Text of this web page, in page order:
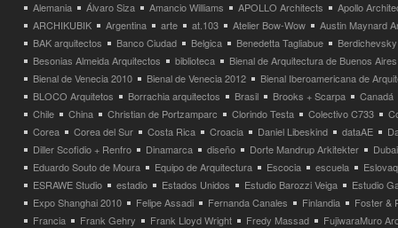
Alemania
Álvaro Siza Amancio Williams APOLLO Architects
Apollo
ARCHIKUBIK
Argentina arte at.103 Atelier Bow-Wow
Austin Maynard
BAK arquitectos
Banco Ciudad Belgica Benedetta Tagliabue
Besonias Almeida Arquitectos
biblioteca
Bienal de Arquitectura de Buenos Aires
Bienal de Venecia 2010
Bienal de Venecia 2012
Bienal Iberoamericana de
BLOCO Arquitetos
Borrachia arquitectos Brasil Brooks + Scarpa
Canadá
Chile
China Christian de Portzamparc Clorindo Testa Colectivo C733
Corea
Corea del Sur Costa Rica Croacia Daniel Libeskind dataAE
Diller Scofidio + Renfro
Dinamarca diseño Dorte Mandrup Arkitekter
Dubai
Eduardo Souto de Moura
Equipo de Arquitectura Escocia escuela
ESRAWE Studio
estadio Estados Unidos Estudio Barozzi Veiga
Estudio
Expo Shanghai 2010
Felipe Assadi Fernanda Canales Finlandia
Foster &
Francia
Frank Gehry Frank Lloyd Wright Fredy Massad
FujiwaraMuro